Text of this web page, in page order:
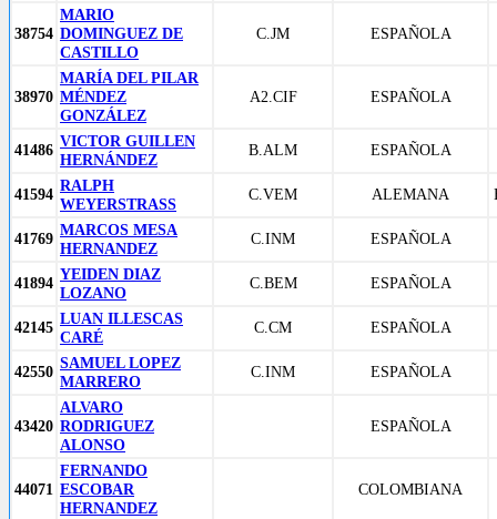
38754
MARIO
DOMINGUEZ DE
CASTILLO
C.JM ESPAÑOLA
38970
MARÍA DEL PILAR
MÉNDEZ
GONZÁLEZ
A2.CIF ESPAÑOLA
41486 VICTOR GUILLEN
HERNÁNDEZ
B.ALM ESPAÑOLA
41594 RALPH
WEYERSTRASS
C.VEM ALEMANA
41769 MARCOS MESA
HERNANDEZ
C.INM ESPAÑOLA
41894 YEIDEN DIAZ
LOZANO
C.BEM ESPAÑOLA
42145 LUAN ILLESCAS
CARÉ
C.CM ESPAÑOLA
42550 SAMUEL LOPEZ
MARRERO
C.INM ESPAÑOLA
43420
ALVARO
RODRIGUEZ
ALONSO
ESPAÑOLA
44071
FERNANDO
ESCOBAR
HERNANDEZ
COLOMBIANA